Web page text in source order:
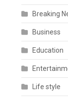
Breaking
Business
Education
Life style